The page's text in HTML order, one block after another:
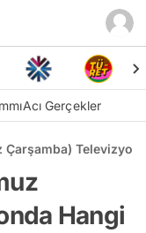
Acı Gerçekler
Çarşamba)
Hangi